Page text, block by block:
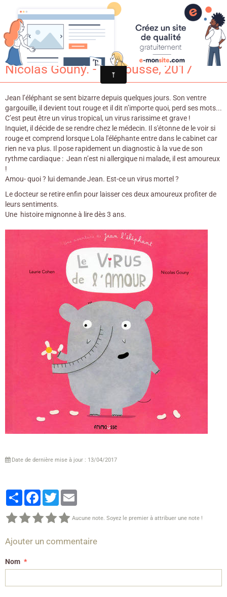
Croqu'livre
Le virus de l’amour / Laurie Cohen &
Nicolas Gouny. - Frimousse, 2017
Jean l’éléphant se sent bizarre depuis quelques jours. Son ventre
gargouille, il devient tout rouge et il dit n’importe quoi, perd ses mots...
C’est peut être un virus tropical, un virus rarissime et grave !
Inquiet, il décide de se rendre chez le médecin. Il s'étonne de le voir si
rouge et comprend lorsque Lola l'éléphante entre dans le cabinet car
rien ne va plus. Il pose rapidement un diagnostic à la vue de son
rythme cardiaque : Jean n’est ni allergique ni malade, il est amoureux
!
Amou- quoi ? lui demande Jean. Est-ce un virus mortel ?
Le docteur se retire enfin pour laisser ces deux amoureux profiter de
leurs sentiments.
Une histoire mignonne à lire dès 3 ans.
Date de dernière mise à jour : 13/04/2017
PartagerFacebook
Twitter
Aucune note. Soyez le premier à attribuer une note !
Ajouter un commentaire
Nom